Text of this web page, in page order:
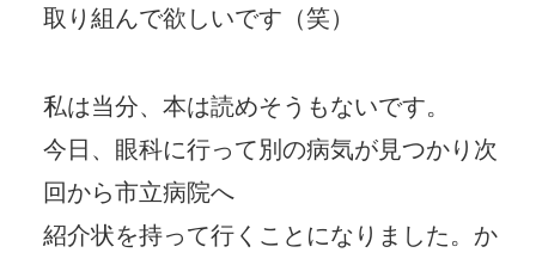
取り組んで欲しいです（笑）
私は当分、本は読めそうもないです。
今日、眼科に行って別の病気が見つかり次
回から市立病院へ
紹介状を持って行くことになりました。か